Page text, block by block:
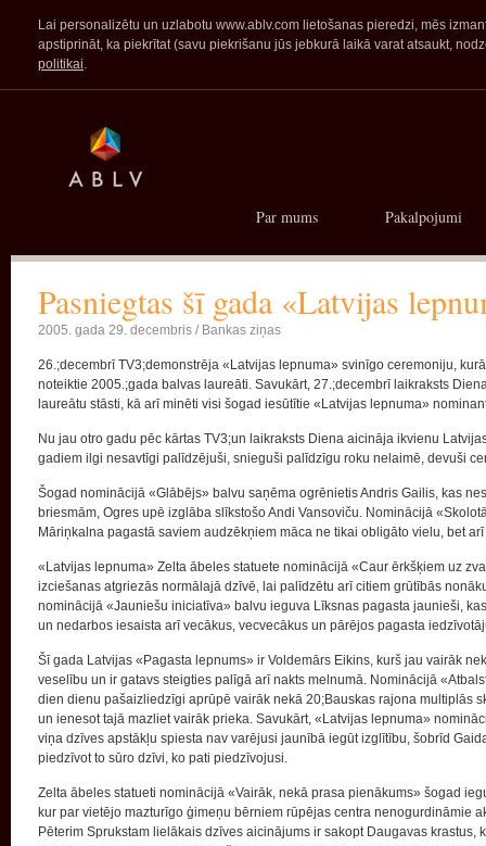
Lai personalizētu un uzlabotu www.ablv.com lietošanas pieredzi, mēs
apstiprināt, ka piekrītat (savu piekrišanu jūs jebkurā laikā varat atsaukt,
politikai.
Par mums Pakalpojumi
Pasniegtas šī gada «Latvijas
2005. gada 29. decembris / Bankas ziņas
26.;decembrī TV3;demonstrēja «Latvijas lepnuma» svinīgo ceremoniju,
noteiktie 2005.;gada balvas laureāti. Savukārt, 27.;decembrī laikraksts
laureātu stāsti, kā arī minēti visi šogad iesūtītie «Latvijas lepnuma»
Nu jau otro gadu pēc kārtas TV3;un laikraksts Diena aicināja ikvienu
gadiem ilgi nesavtīgi palīdzējuši, snieguši palīdzīgu roku nelaimē, devuši
Šogad nominācijā «Glābējs» balvu saņēma ogrēnietis Andris Gailis, kas
briesmām, Ogres upē izglāba slīkstošo Andi Vansoviču. Nominācijā
Māriņkalna pagastā saviem audzēkņiem māca ne tikai obligāto vielu, bet
«Latvijas lepnuma» Zelta ābeles statuete nominācijā «Caur ērkšķiem uz
izciešanas atgriezās normālajā dzīvē, lai palīdzētu arī citiem grūtībās
nominācijā «Jauniešu iniciatīva» balvu ieguva Līksnas pagasta jaunieši,
un nedarbos iesaista arī vecākus, vecvecākus un pārējos pagasta
Šī gada Latvijas «Pagasta lepnums» ir Voldemārs Eikins, kurš jau vairāk
veselību un ir gatavs steigties palīgā arī nakts melnumā. Nominācijā
dien dienu pašaizliedzīgi aprūpē vairāk nekā 20;Bauskas rajona multiplās
un ienesot tajā mazliet vairāk prieka. Savukārt, «Latvijas lepnuma»
viņa dzīves apstākļu spiesta nav varējusi jaunībā iegūt izglītību, šobrīd
piedzīvot to sūro dzīvi, ko pati piedzīvojusi.
Zelta ābeles statueti nominācijā «Vairāk, nekā prasa pienākums» šogad
kur par vietējo mazturīgo ģimeņu bērniem rūpējas centra nenogurdināmie
Pēterim Sprukstam lielākais dzīves aicinājums ir sakopt Daugavas